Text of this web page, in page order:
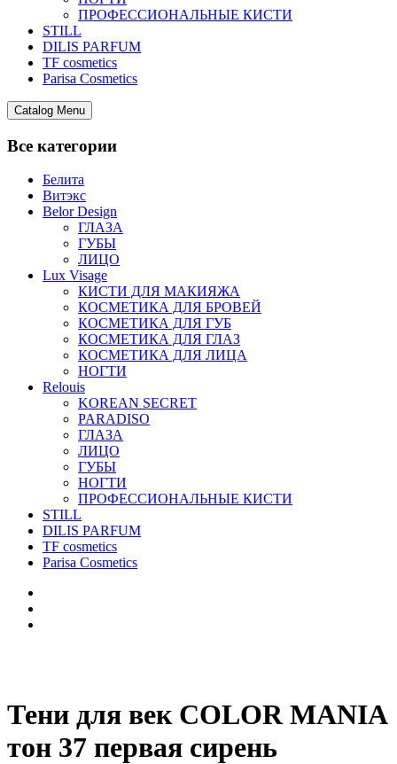
ПРОФЕССИОНАЛЬНЫЕ КИСТИ
STILL
DILIS PARFUM
TF cosmetics
Parisa Cosmetics
Catalog Menu
Все категории
Белита
Витэкс
Belor Design
ГЛАЗА
ГУБЫ
ЛИЦО
Lux Visage
КИСТИ ДЛЯ МАКИЯЖА
КОСМЕТИКА ДЛЯ БРОВЕЙ
КОСМЕТИКА ДЛЯ ГУБ
КОСМЕТИКА ДЛЯ ГЛАЗ
КОСМЕТИКА ДЛЯ ЛИЦА
НОГТИ
Relouis
KOREAN SECRET
PARADISO
ГЛАЗА
ЛИЦО
ГУБЫ
НОГТИ
ПРОФЕССИОНАЛЬНЫЕ КИСТИ
STILL
DILIS PARFUM
TF cosmetics
Parisa Cosmetics
Тени для век COLOR MANIA
тон 37 первая сирень